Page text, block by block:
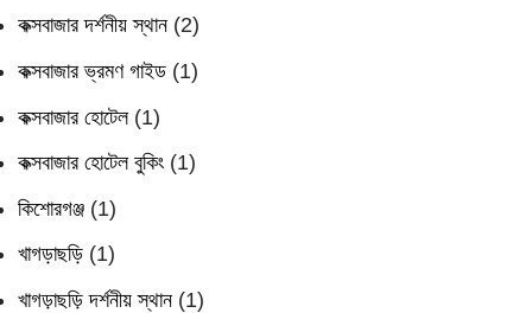
কক্সবাজার দর্শনীয় স্থান (2)
কক্সবাজার ভ্রমণ গাইড (1)
কক্সবাজার হোটেল(1)
কক্সবাজার হোটেল বুকিং (1)
কিশোরগঞ্জ (1)
খাগড়াছড়ি (1)
খাগড়াছড়ি দর্শনীয় স্থান (1)